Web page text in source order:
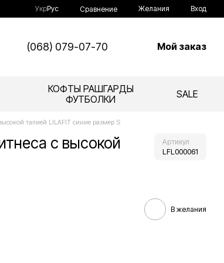
УкрРус Сравнение Желания Вход
(068) 079-07-70 Мой заказ
КОФТЫ РАШГАРДЫ
ФУТБОЛКИ
SALE
талией LILAFIT синие размер S
с высокой
Артикул
LFL000061
В желания